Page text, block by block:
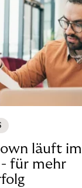
läuft im
für mehr